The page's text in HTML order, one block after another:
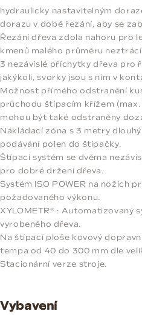
hydraulicky nastavitelným
dorazu v době řezání, aby se
Řezání dřeva zdola nahoru pro
kmenů malého průměru
3 nezávislé příchytky dřeva pro
jakýkoli, svorky jsou s ním v
Možnost přímého odstranění
průchodu štípacím křížem
mohou být také odstraněny
Nákládací zóna s 3 metry
podávání polen do štípačky.
Štípací systém se dvěma
pro dobré držení dřeva.
Systém ISO POWER na nožích
požadovaného výkonu.
XYLOMETR® : Automatizovaný
vyrobeného dřeva.
Na štípací ploše kovový
tempa od 40 do 300 mm dle
Stacionární verze stroje.
Vybavení